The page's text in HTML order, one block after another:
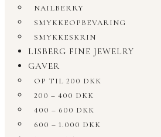
NAILBERRY
SMYKKEOPBEVARING
SMYKKESKRIN
LISBERG FINE JEWELRY
GAVER
OP TIL 200 DKK
200 – 400 DKK
400 – 600 DKK
600 – 1.000 DKK